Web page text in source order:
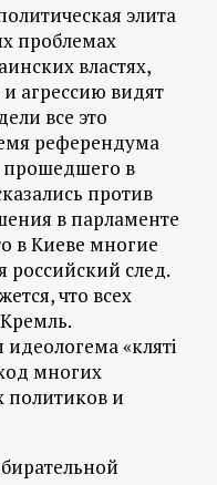
элита
проблемах
властях,
агрессию видят
все это
референдума
прошедшего в
против
в парламенте
в Киеве многие
российский след.
что всех
«клятi
многих
политиков и